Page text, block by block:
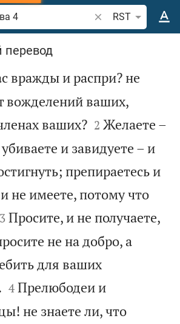
Поиск по отрывку
RST
вражды и распри? не
вожделений ваших,
ваших?
2 Желаете –
и завидуете – и
препираетесь и
не имеете, потому что


3 Просите, и не получаете,
не на добро, а
для ваших


4 Прелюбодеи и
не знаете ли, что